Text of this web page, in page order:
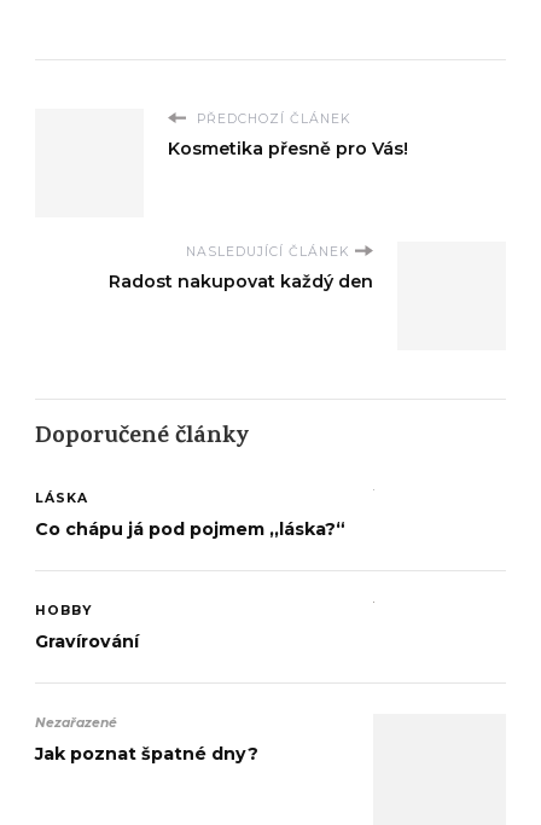
PŘEDCHOZÍ ČLÁNEK
Kosmetika přesně pro Vás!
NASLEDUJÍCÍ ČLÁNEK
Radost nakupovat každý den
Doporučené články
LÁSKA
Co chápu já pod pojmem ,,láska?“
HOBBY
Gravírování
Nezařazené
Jak poznat špatné dny?